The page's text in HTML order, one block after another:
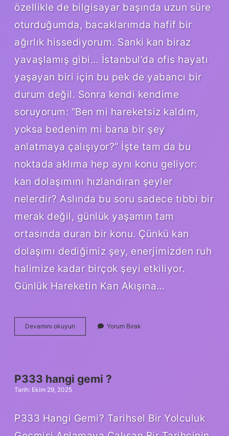
özellikle de bilgisayar başında uzun süre
oturduğumda, bacaklarımda hafif bir
ağırlık hissediyorum. Sanki kan biraz
yavaşlamış gibi… İstanbul’da ofis hayatı
yaşayan biri için bu pek de yabancı bir
durum değil. Sonra kendi kendime
soruyorum: “Ben mi hareketsiz kaldım,
yoksa bedenim mi bana bir şey
anlatmaya çalışıyor?” İşte tam da bu
noktada aklıma hep aynı konu geliyor:
kan dolaşımını hızlandıran şeyler
nelerdir? Aslında bu soru sadece tıbbi bir
merak değil, günlük yaşamın tam
ortasında duran bir konu. Çünkü kan
dolaşımı dediğimiz şey, enerjimizden ruh
halimize kadar birçok şeyi etkiliyor.
Günlük Hareketin Kan Akışına…
Devamını okuyun
dolaşımını
Yorum Bırak
P333 hangi gemi ?
Tarih: Ekim 29, 2025
P333 Hangi Gemi? Tarihsel Bir Yolculuk